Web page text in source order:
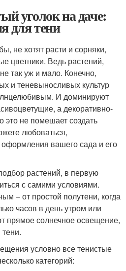
уголок на даче:
для тени
не хотят расти и сорняки,
цветники. Ведь растений,
так уж и мало. Конечно,
и теневыносливых культур
И доминируют
а декоративно-
это не помешает создать
любоваться,
вашего сада и его
растений, в первую
с самими условиями.
– от простой полутени, когда
часов в день утром или
прямое солнечное освещение,
тени.
условно все тенистые
категорий: